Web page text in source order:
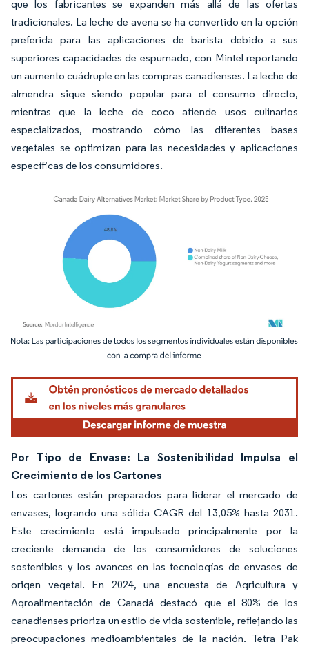
que los fabricantes se expanden más allá de las ofertas
tradicionales. La leche de avena se ha convertido en la opción
preferida para las aplicaciones de barista debido a sus
superiores capacidades de espumado, con Mintel reportando
un aumento cuádruple en las compras canadienses. La leche de
almendra sigue siendo popular para el consumo directo,
mientras que la leche de coco atiende usos culinarios
especializados, mostrando cómo las diferentes bases
vegetales se optimizan para las necesidades y aplicaciones
específicas de los consumidores.
Imagen © Mordor Intelligence. El uso requiere atribución según CC BY 4.0.
Por Tipo de Envase: La Sostenibilidad Impulsa el
Crecimiento de los Cartones
Los cartones están preparados para liderar el mercado de
envases, logrando una sólida CAGR del 13,05% hasta 2031.
Este crecimiento está impulsado principalmente por la
creciente demanda de los consumidores de soluciones
sostenibles y los avances en las tecnologías de envases de
origen vegetal. En 2024, una encuesta de Agricultura y
Agroalimentación de Canadá destacó que el 80% de los
canadienses prioriza un estilo de vida sostenible, reflejando las
preocupaciones medioambientales de la nación. Tetra Pak